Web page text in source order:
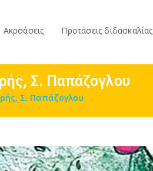
Ακροάσεις Προτάσεις διδασκαλίας
Σ. Παπάζογλου
Σ. Παπάζογλου